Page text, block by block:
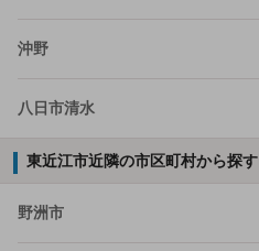
沖野
八日市清水
東近江市近隣の市区町村から探す
野洲市